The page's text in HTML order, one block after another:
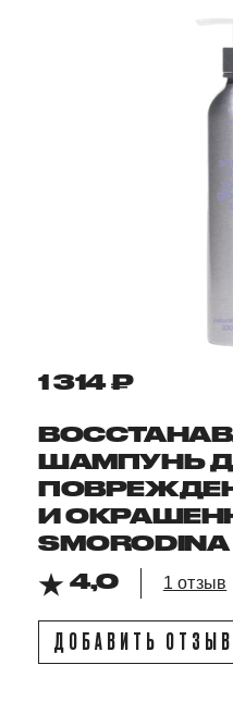
1 314 ₽
ШАМПУНЬ
И
SMORODINA
4,0
1 отзыв
ДОБАВИТЬ ОТЗЫВ